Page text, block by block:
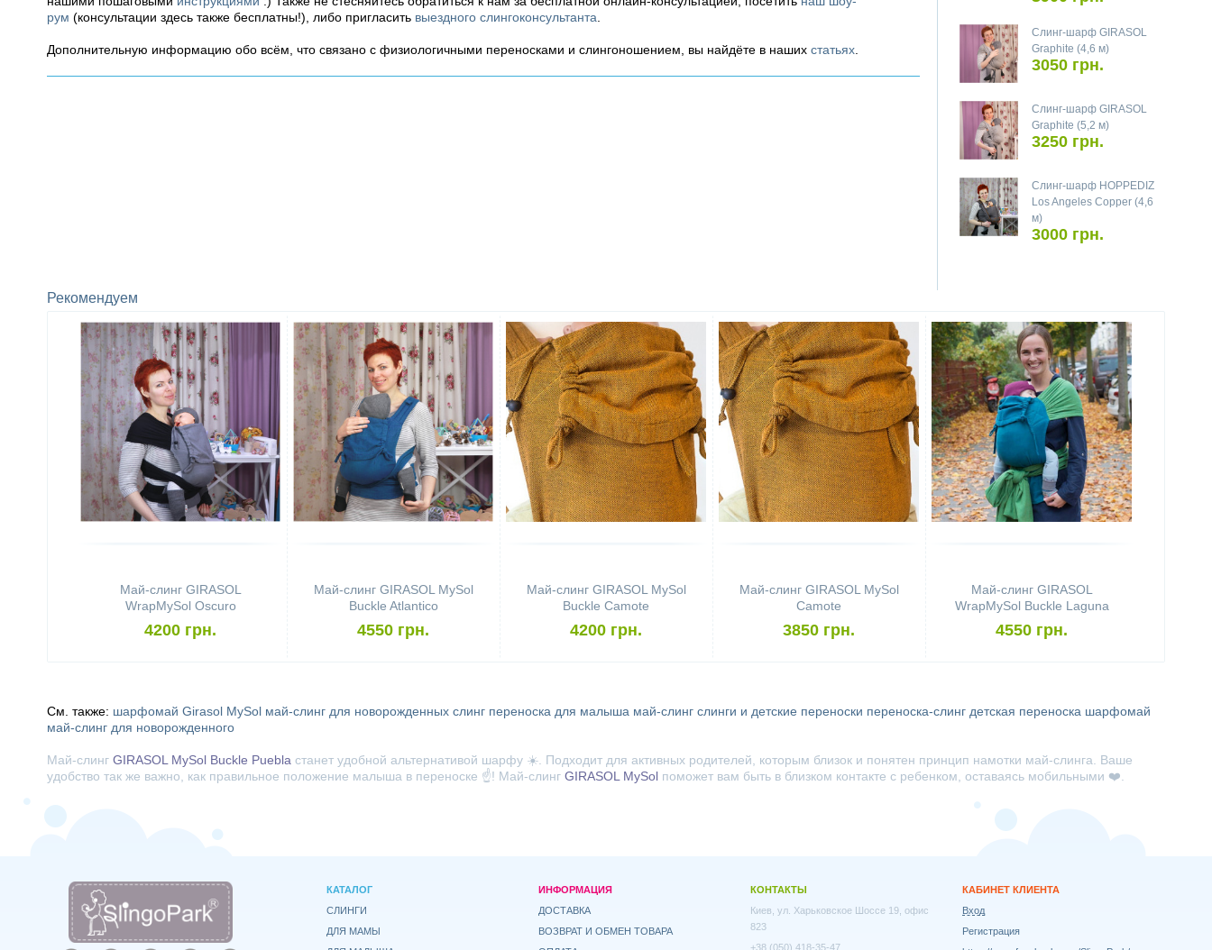
рум (консультации здесь также бесплатны!), либо пригласить выездного слингоконсультанта
Дополнительную информацию обо всём, что связано с физиологичными переносками и слингоношением, вы найдёте в наших статьях
Слинг-шарф GIRASOL
Graphite (4,6 м)
3050 грн.
Слинг-шарф GIRASOL
Graphite (5,2 м)
3250 грн.
Слинг-шарф HOPPEDIZ
Los Angeles Copper (4,6
м)
3000 грн.
Рекомендуем
Май-слинг GIRASOL
WrapMySol Oscuro
4200 грн.
Май-слинг GIRASOL MySol
Buckle Atlantico
4550 грн.
Май-слинг GIRASOL MySol
Buckle Camote
4200 грн.
Май-слинг GIRASOL MySol
Camote
3850 грн.
Май-слинг GIRASOL
WrapMySol Buckle Laguna
4550 грн.
См. также: шарфомай Girasol MySol май-слинг для новорожденных слинг переноска для малыша май-слинг слинги и детские переноски переноска-слинг детская переноска шарфомай
май-слинг для новорожденного
Май-слинг GIRASOL MySol Buckle Puebla станет удобной альтернативой шарфу ☀️. Подходит для активных родителей, которым близок и понятен принцип намотки май-слинга. Ваше
удобство так же важно, как правильное положение малыша в переноске ☝️! Май-слинг GIRASOL MySol поможет вам быть в близком контакте с ребенком, оставаясь мобильными ❤️.
КАТАЛОГ
СЛИНГИ
ДЛЯ МАМЫ
ИНФОРМАЦИЯ
ДОСТАВКА
ВОЗВРАТ И ОБМЕН ТОВАРА
КОНТАКТЫ
Киев, ул. Харьковское Шоссе 19, офис
823
+38 (050) 418-35-47
КАБИНЕТ КЛИЕНТА
Вход
Регистрация